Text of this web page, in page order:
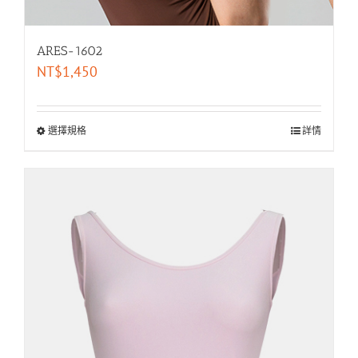
ARES-1602
NT$1,450
選擇規格 詳情